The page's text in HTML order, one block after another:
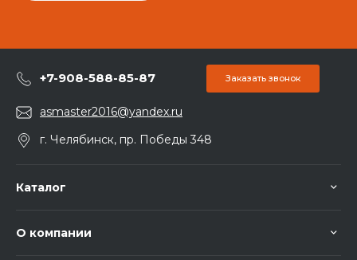
+7-908-588-85-87 Заказать звонок
asmaster2016@yandex.ru
г. Челябинск, пр. Победы 348
Каталог
О компании